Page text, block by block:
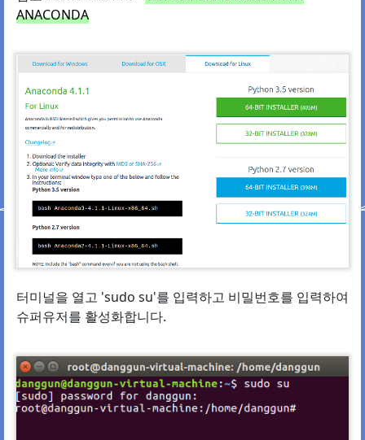
ANACONDA
터미널을 열고 'sudo su'를 입력하고 비밀번호를 입력하여
슈퍼유저를 활성화합니다.